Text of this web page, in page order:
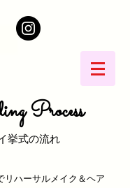
Process
挙式の流れ
リハーサルメイク＆ヘア